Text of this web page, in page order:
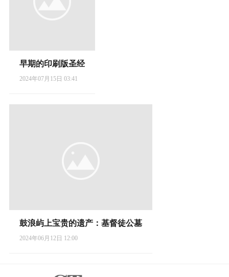
早期的印刷版圣经
2024年07月15日 03:41
鼓浪屿上宝贵的遗产：基督徒公墓
2024年06月12日 12:00